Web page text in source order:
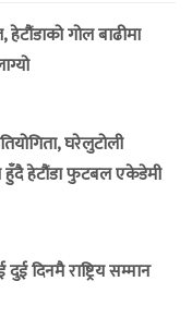
गोल बाढीमा
घरेलुटोली
हेटौंडा फुटबल एकेडेमी
दिनमै राष्ट्रिय सम्मान